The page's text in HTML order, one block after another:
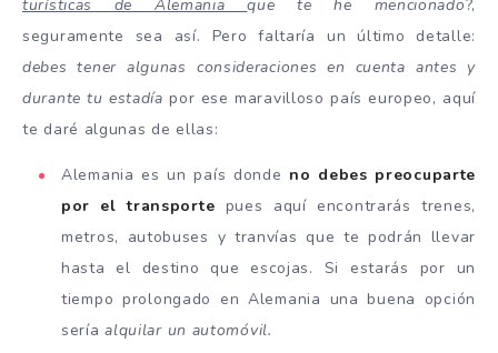
turísticas de Alemaniaque te he mencionado?,
seguramente sea así. Pero faltaría un último detalle:
debes tener algunas consideraciones en cuenta antes y
durante tu estadía por ese maravilloso país europeo, aquí
te daré algunas de ellas:
Alemania es un país donde no debes preocuparte
por el transporte pues aquí encontrarás trenes,
metros, autobuses y tranvías que te podrán llevar
hasta el destino que escojas. Si estarás por un
tiempo prolongado en Alemania una buena opción
seríaalquilar un automóvil.